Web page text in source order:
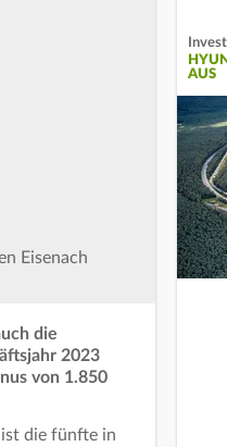
Eisenach
die
2023
von 1.850
ist die fünfte in
AUS